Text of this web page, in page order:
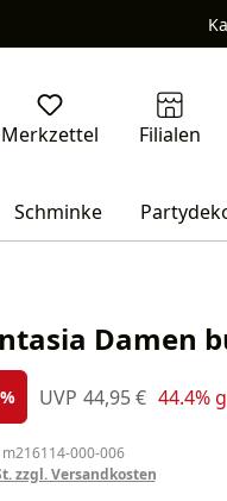
Schminke
Damen
% UVP
Regulärer Preis:
44,95 € 44.4%
000-006
zzgl. Versandkosten